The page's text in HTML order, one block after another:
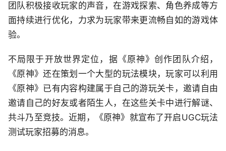
团队积极接收玩家的声音，在游戏探索、角色养成等方
面持续进行优化，力求为玩家带来更流畅自如的游戏体
验。
不局限于开放世界定位，据《原神》创作团队介绍，
《原神》还在策划一个大型的玩法模块，玩家可以利用
《原神》已有内容构建属于自己的游玩关卡，邀请自由
邀请自己的好友或者陌生人，在这些关卡中进行解谜、
共斗乃至竞技。近期，《原神》就宣布了开启UGC玩法
测试玩家招募的消息。